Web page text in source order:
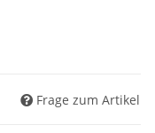
Frage zum Artikel